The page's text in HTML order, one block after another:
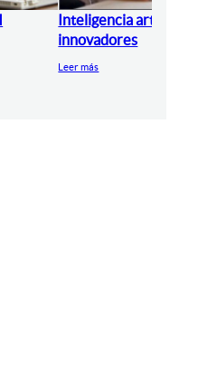
Inteligencia artificial
innovadores
Leer más